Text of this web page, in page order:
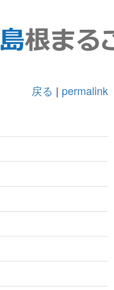
戻る | permalink